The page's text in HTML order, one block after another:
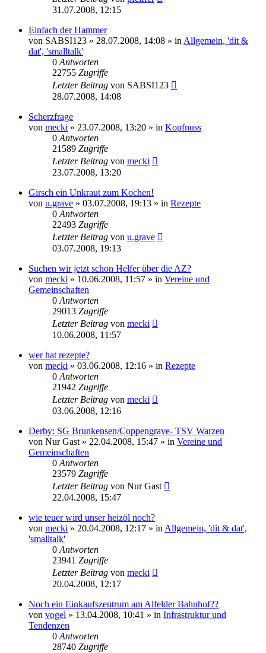
31.07.2008, 12:15
Einfach der Hammer
von SABSI123 » 28.07.2008, 14:08 » in Allgemein, 'dit &
dat', 'smalltalk'
0 Antworten
22755 Zugriffe
Letzter Beitrag von SABSI123
28.07.2008, 14:08
Scherzfrage
von mecki » 23.07.2008, 13:20 » in Kopfnuss
0 Antworten
21589 Zugriffe
Letzter Beitrag von mecki
23.07.2008, 13:20
Girsch ein Unkraut zum Kochen!
von u.grave » 03.07.2008, 19:13 » in Rezepte
0 Antworten
22493 Zugriffe
Letzter Beitrag von u.grave
03.07.2008, 19:13
Suchen wir jetzt schon Helfer über die AZ?
von mecki » 10.06.2008, 11:57 » in Vereine und
Gemeinschaften
0 Antworten
29013 Zugriffe
Letzter Beitrag von mecki
10.06.2008, 11:57
wer hat rezepte?
von mecki » 03.06.2008, 12:16 » in Rezepte
0 Antworten
21942 Zugriffe
Letzter Beitrag von mecki
03.06.2008, 12:16
Derby: SG Brunkensen/Coppengrave- TSV Warzen
von Nur Gast » 22.04.2008, 15:47 » in Vereine und
Gemeinschaften
0 Antworten
23579 Zugriffe
Letzter Beitrag von Nur Gast
22.04.2008, 15:47
wie teuer wird unser heizöl noch?
von mecki » 20.04.2008, 12:17 » in Allgemein, 'dit & dat',
'smalltalk'
0 Antworten
23941 Zugriffe
Letzter Beitrag von mecki
20.04.2008, 12:17
Noch ein Einkaufszentrum am Alfelder Bahnhof??
von vogel » 13.04.2008, 10:41 » in Infrastruktur und
Tendenzen
0 Antworten
28740 Zugriffe